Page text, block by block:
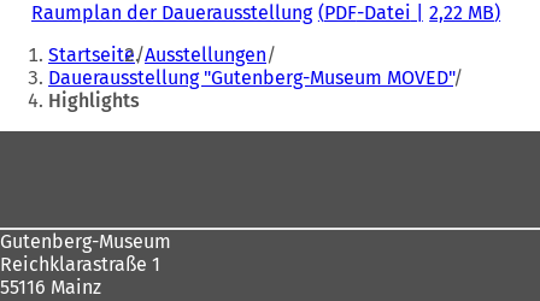
Raumplan der Dauerausstellung PDF-Datei 2,22 MB
Sie
befinden
sich
hier:
Startseite Ausstellungen
Dauerausstellung "Gutenberg-Museum MOVED"
Highlights
Gutenberg-Museum
Reichklarastraße 1
55116 Mainz